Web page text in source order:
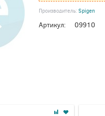
Производитель:Spigen
Артикул: 09910